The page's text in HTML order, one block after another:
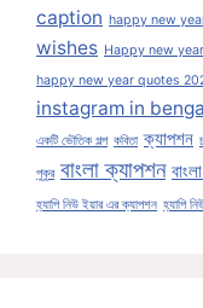
caption happy new
wishes Happy new
happy new year quotes
instagram in
একটি ভৌতিক গল্প কবিতা ক্যাপশন
পুকুর বাংলা ক্যাপশন
হ্যাপি নিউ ইয়ার এর ক্যাপশন হ্যাপি